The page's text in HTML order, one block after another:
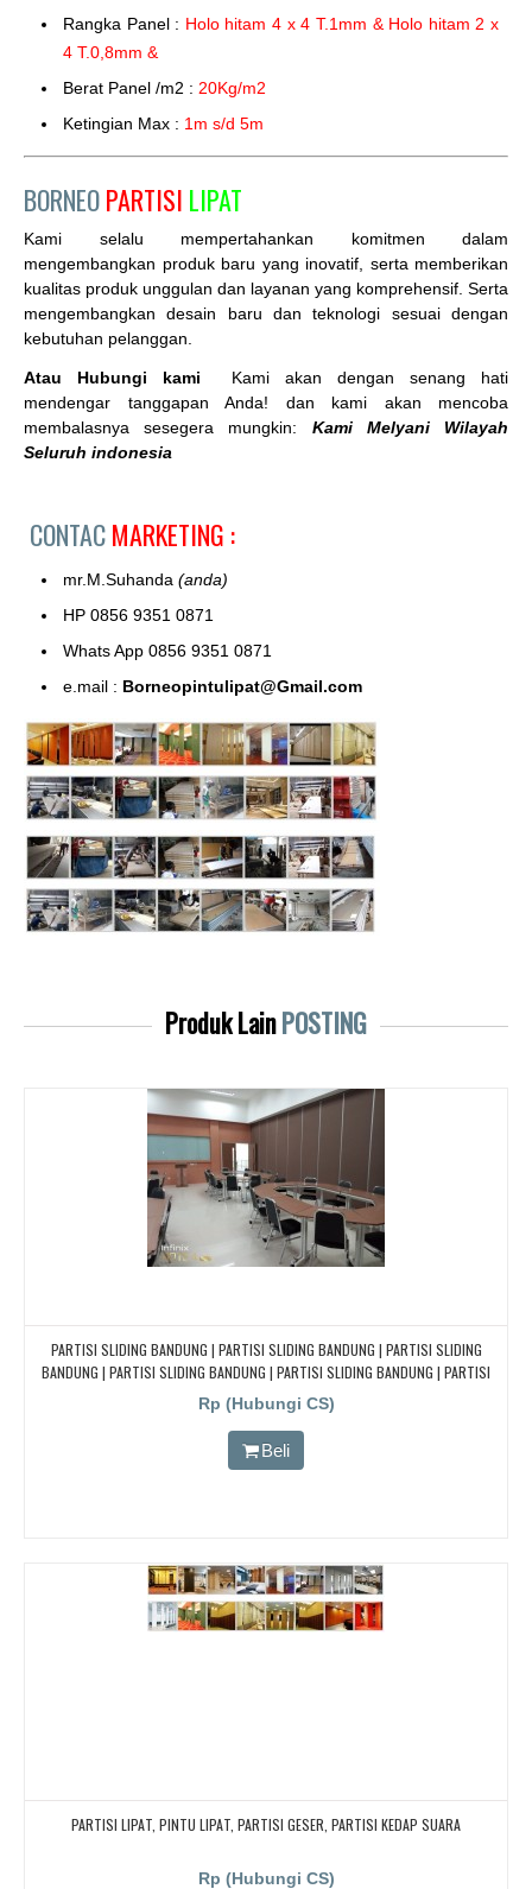
Rangka Panel : Holo hitam 4 x 4 T.1mm & Holo hitam 2 x
4 T.0,8mm &
Berat Panel /m2 : 20Kg/m2
Ketingian Max : 1m s/d 5m
BORNEOPARTISI LIPAT
Kami selalu mempertahankan komitmen dalam
mengembangkan produk baru yang inovatif, serta memberikan
kualitas produk unggulan dan layanan yang komprehensif. Serta
mengembangkan desain baru dan teknologi sesuai dengan
kebutuhan pelanggan.
Atau Hubungi kami
Kami akan dengan senang hati
mendengar tanggapan Anda! dan kami akan mencoba
membalasnya sesegera mungkin: Kami Melyani Wilayah
Seluruh indonesia
CONTACMARKETING :
mr.M.Suhanda (anda)
HP 0856 9351 0871
Whats App 0856 9351 0871
e.mail : Borneopintulipat@Gmail.com
Produk LainPOSTING
PARTISI SLIDING BANDUNG | PARTISI SLIDING BANDUNG | PARTISI SLIDING
BANDUNG | PARTISI SLIDING BANDUNG | PARTISI SLIDING BANDUNG | PARTISI
SLIDING BANDUNG |
Rp (Hubungi CS)
Beli
PARTISI LIPAT, PINTU LIPAT, PARTISI GESER, PARTISI KEDAP SUARA
Rp (Hubungi CS)